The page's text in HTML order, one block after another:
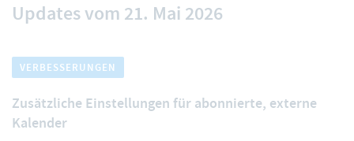
Updates vom 21. Mai 2026
VERBESSERUNGEN
Zusätzliche Einstellungen für abonnierte, externe
Kalender